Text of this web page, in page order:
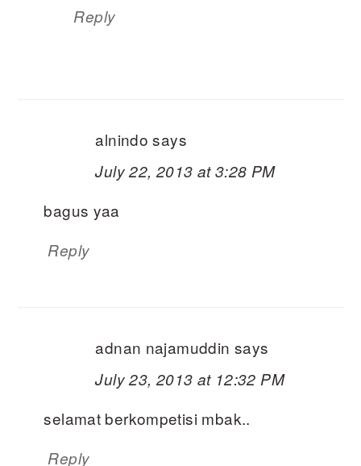
Reply
alnindo says
July 22, 2013 at 3:28 PM
bagus yaa
Reply
adnan najamuddin says
July 23, 2013 at 12:32 PM
selamat berkompetisi mbak..
Reply